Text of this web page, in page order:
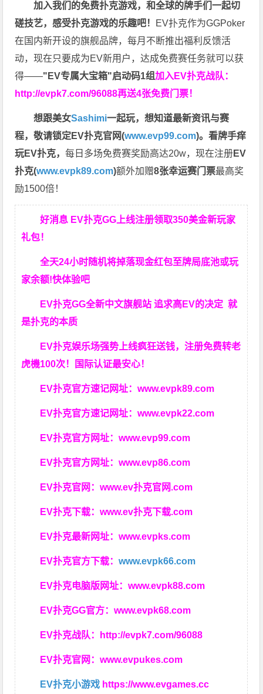
加入我们的免费扑克游戏，和全球的牌手们一起切
磋技艺，感受扑克游戏的乐趣吧！ EV扑克作为GGPoker
在国内新开设的旗舰品牌，每月不断推出福利反馈活
动，现在只要成为EV新用户，达成免费赛任务就可以获
得——"EV专属大宝箱"启动码1组加入EV扑克战队：
http://evpk7.com/96088再送4张免费门票！
想跟美女Sashimi一起玩，想知道最新资讯与赛
程，敬请锁定EV扑克官网(www.evp99.com)。看牌手痒
玩EV扑克，每日多场免费赛奖励高达20w，现在注册EV
扑克(www.evpk89.com)额外加赠8张幸运赛门票最高奖
励1500倍！
好消息 EV扑克GG上线注册领取350美金新玩家
礼包！
全天24小时随机将掉落现金红包至牌局底池或玩
家余额!快体验吧
EV扑克GG全新中文旗舰站 追求高EV的决定就
是扑克的本质
EV扑克娱乐场强势上线疯狂送钱，注册免费转老
虎機100次！国际认证最安心！
EV扑克官方速记网址：www.evpk89.com
EV扑克官方速记网址：www.evpk22.com
EV扑克官方网址：www.evp99.com
EV扑克官方网址：www.evp86.com
EV扑克官网：www.ev扑克官网.com
EV扑克下载：www.ev扑克下载.com
EV扑克最新网址：www.evpks.com
EV扑克官方下载：www.evpk66.com
EV扑克电脑版网址：www.evpk88.com
EV扑克GG官方：www.evpk68.com
EV扑克战队： http://evpk7.com/96088
EV扑克官网：www.evpukes.com
EV扑克小游戏 https://www.evgames.cc